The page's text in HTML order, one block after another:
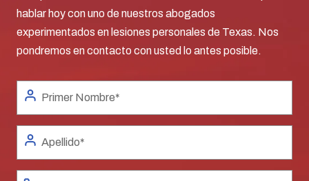
hablar hoy con uno de nuestros abogados
experimentados en lesiones personales de Texas. Nos
pondremos en contacto con usted lo antes posible.